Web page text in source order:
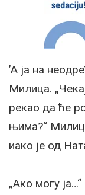
’А ја на
Милица.
рекао да ће
њима?“
иако је од
„Ако могу